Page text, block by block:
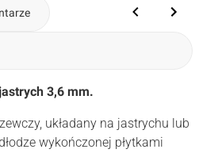
3,6 mm.
układany na jastrychu lub
wykończonej płytkami